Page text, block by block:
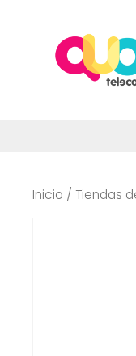
contenido
Inicio / Tiendas